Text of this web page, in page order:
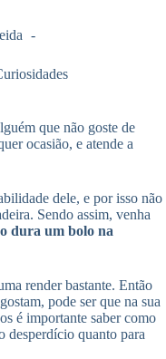
que não goste de
ocasião, e atende a
dele, e por isso não
Sendo assim, venha
dura um bolo na
render bastante. Então
pode ser que na sua
é importante saber como
desperdício quanto para